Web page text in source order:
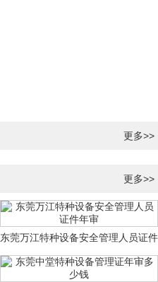
更多>>
更多>>
东莞万江特种设备安全管理人员证件
年审